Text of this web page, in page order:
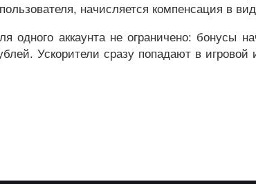
начисляется компенсация в
одного аккаунта не ограничено: бонусы
Ускорители сразу попадают в